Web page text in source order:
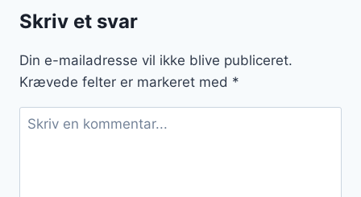
Skriv et svar
Din e-mailadresse vil ikke blive publiceret.
Krævede felter er markeret med *